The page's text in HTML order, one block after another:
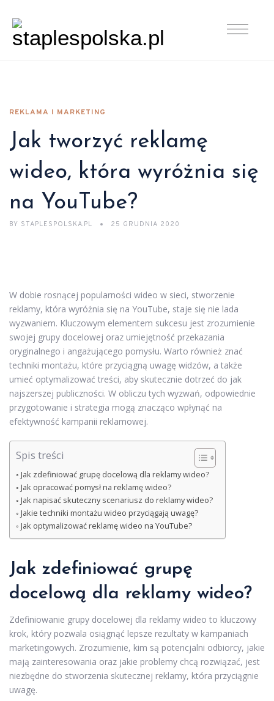
REKLAMA I MARKETING
Jak tworzyć reklamę
wideo, która wyróżnia się
na YouTube?
BY STAPLESPOLSKA.PL 25 GRUDNIA 2020
W dobie rosnącej popularności wideo w sieci, stworzenie
reklamy, która wyróżnia się na YouTube, staje się nie lada
wyzwaniem. Kluczowym elementem sukcesu jest zrozumienie
swojej grupy docelowej oraz umiejętność przekazania
oryginalnego i angażującego pomysłu. Warto również znać
techniki montażu, które przyciągną uwagę widzów, a także
umieć optymalizować treści, aby skutecznie dotrzeć do jak
najszerszej publiczności. W obliczu tych wyzwań, odpowiednie
przygotowanie i strategia mogą znacząco wpłynąć na
efektywność kampanii reklamowej.
Spis treści
Jak zdefiniować grupę docelową dla reklamy wideo?
Jak opracować pomysł na reklamę wideo?
Jak napisać skuteczny scenariusz do reklamy wideo?
Jakie techniki montażu wideo przyciągają uwagę?
Jak optymalizować reklamę wideo na YouTube?
Jak zdefiniować grupę
docelową dla reklamy wideo?
Zdefiniowanie grupy docelowej dla reklamy wideo to kluczowy
krok, który pozwala osiągnąć lepsze rezultaty w kampaniach
marketingowych. Zrozumienie, kim są potencjalni odbiorcy, jakie
mają zainteresowania oraz jakie problemy chcą rozwiązać, jest
niezbędne do stworzenia skutecznej reklamy, która przyciągnie
uwagę.